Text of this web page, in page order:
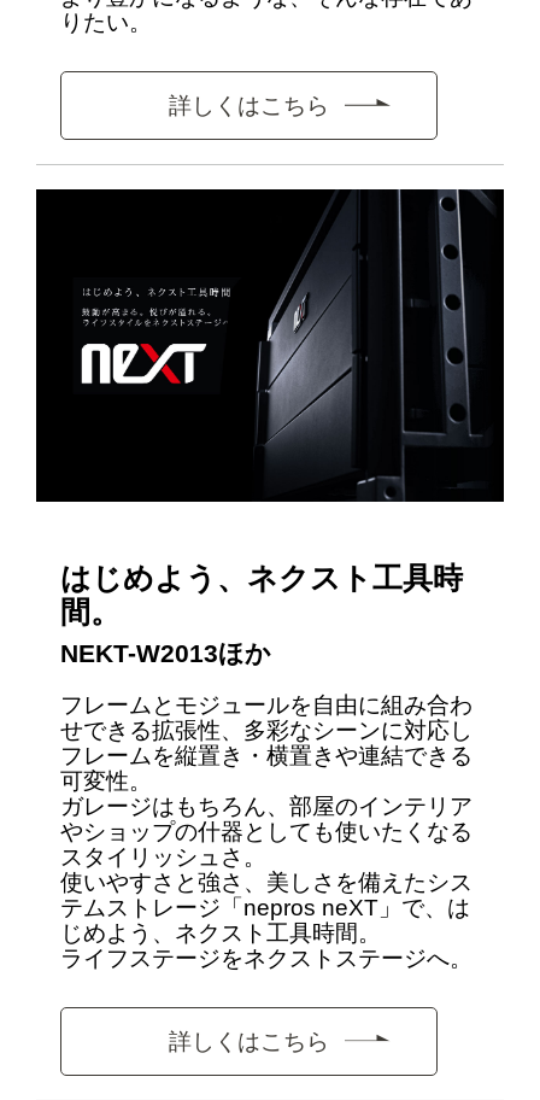
りたい。
詳しくはこちら
はじめよう、ネクスト工具時
間。
NEKT-W2013ほか
フレームとモジュールを自由に組み合わ
せできる拡張性、多彩なシーンに対応し
フレームを縦置き・横置きや連結できる
可変性。
ガレージはもちろん、部屋のインテリア
やショップの什器としても使いたくなる
スタイリッシュさ。
使いやすさと強さ、美しさを備えたシス
テムストレージ「nepros neXT」で、は
じめよう、ネクスト工具時間。
ライフステージをネクストステージへ。
詳しくはこちら